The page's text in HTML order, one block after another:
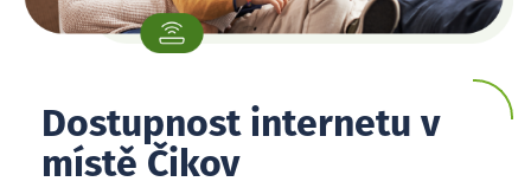
Dostupnost internetu v
místě Čikov